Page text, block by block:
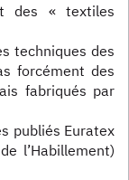
« textiles
techniques des
forcément des
fabriqués par
publiés Euratex
l’Habillement)